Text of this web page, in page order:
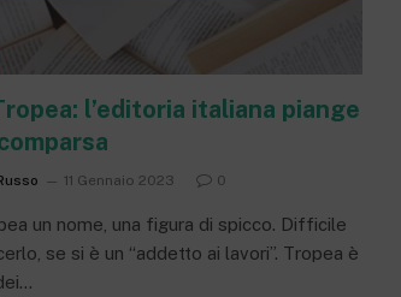
l’editoria italiana piange
11 Gennaio 2023 0
un nome, una figura di spicco. Difficile
se si è un “addetto ai lavori”. Tropea è